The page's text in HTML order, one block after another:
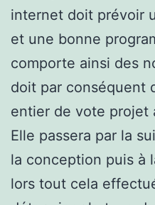
internet doit prévoir
et une bonne
comporte ainsi des
doit par conséquent
entier de vote projet
Elle passera par la
la conception puis à
lors tout cela